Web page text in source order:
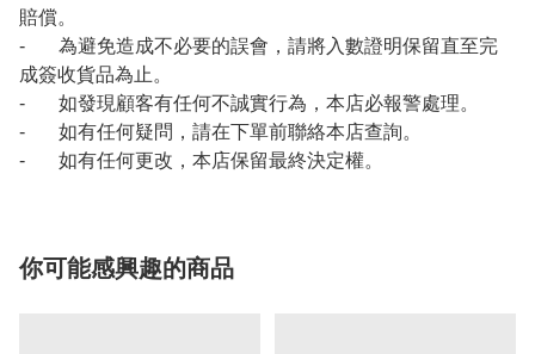
賠償。
- 為避免造成不必要的誤會，請將入數證明保留直至完
成簽收貨品為止。
- 如發現顧客有任何不誠實行為，本店必報警處理。
- 如有任何疑問，請在下單前聯絡本店查詢。
- 如有任何更改，本店保留最終決定權。
你可能感興趣的商品